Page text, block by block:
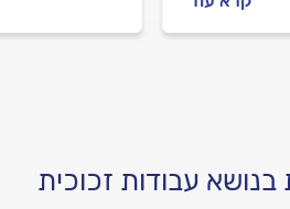
לכם? כל
התיקון? כל
עבודות זכוכית